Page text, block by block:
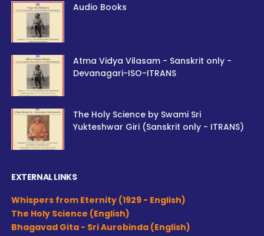
Audio Books
Atma Vidya Vilasam - Sanskrit only -
Devanagari-ISO-ITRANS
The Holy Science by Swami Sri
Yukteshwar Giri (Sanskrit only - ITRANS)
EXTERNAL LINKS
Whispers from Eternity (1929 - English)
The Holy Science (English)
Bhagavad Gita - Sri Aurobinda (English)